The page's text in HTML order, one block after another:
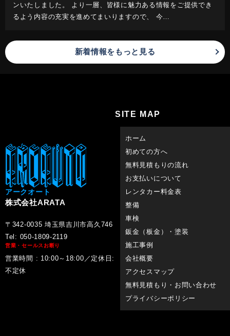
ンいたしました。 より一層、皆様に魅力ある情報をご提供でき
るよう内容の充実を進めてまいりますので、 今…
新着情報をもっと見る
アークオート
株式会社ARATA
〒342-0035 埼玉県吉川市高久746
Tel: 050-1809-2119
営業・セールスお断り
営業時間 : 10:00～18:00／定休日:
不定休
SITE MAP
ホーム
初めての方へ
無料見積もりの流れ
お支払いについて
レンタカー料金表
整備
車検
鈑金（板金）・塗装
施工事例
会社概要
アクセスマップ
無料見積もり・お問い合わせ
プライバシーポリシー